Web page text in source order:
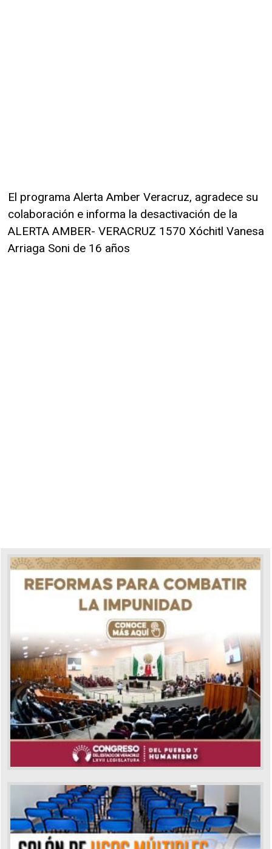
El programa Alerta Amber Veracruz, agradece su
colaboración e informa la desactivación de la
ALERTA AMBER- VERACRUZ 1570 Xóchitl Vanesa
Arriaga Soni de 16 años